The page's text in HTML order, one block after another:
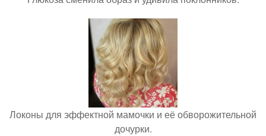
Локоны для эффектной мамочки и её обворожительной
дочурки.